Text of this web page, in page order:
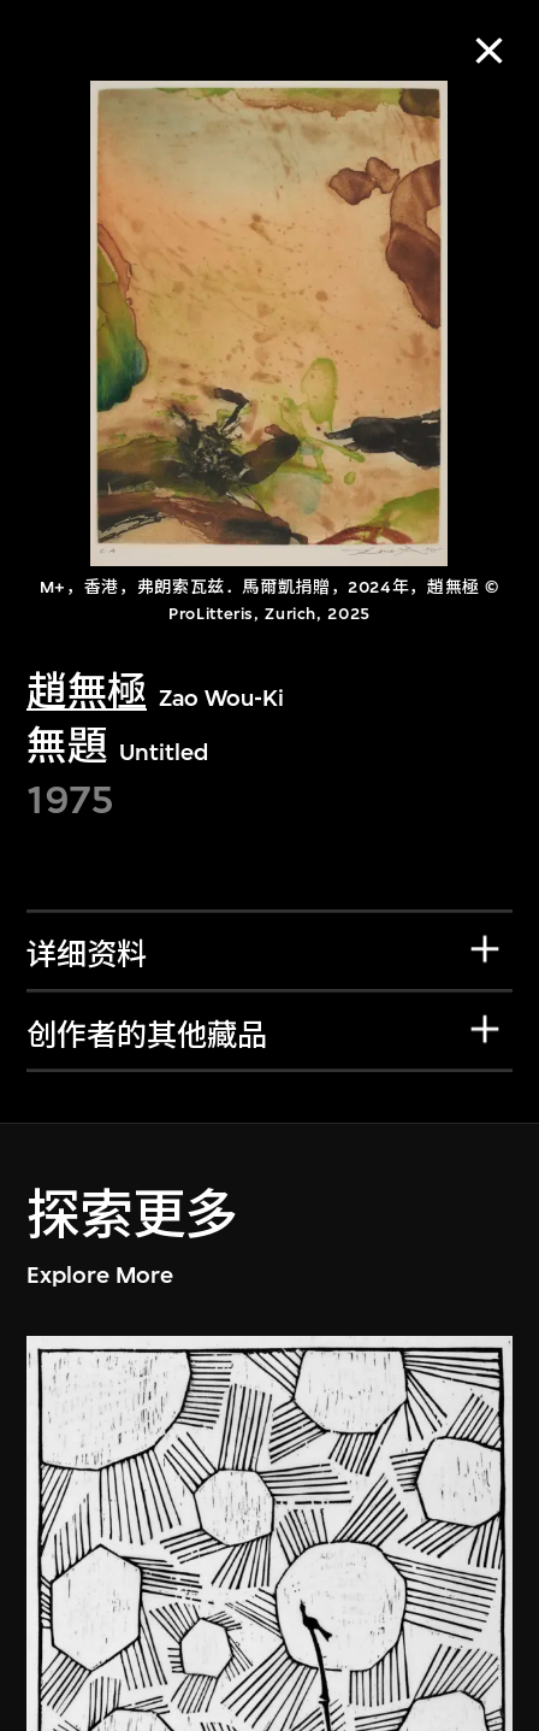
M+，香港，弗朗索瓦兹．馬爾凱捐贈，2024年，趙無極 ©
ProLitteris, Zurich, 2025
趙無極 Zao Wou-Ki
無題 Untitled
1975
详细资料
创作者的其他藏品
探索更多
Explore More
M+藏品
进一步筛选
关于M+藏品
探索世界顶级的二十及二十一世纪视觉
文化藏品。